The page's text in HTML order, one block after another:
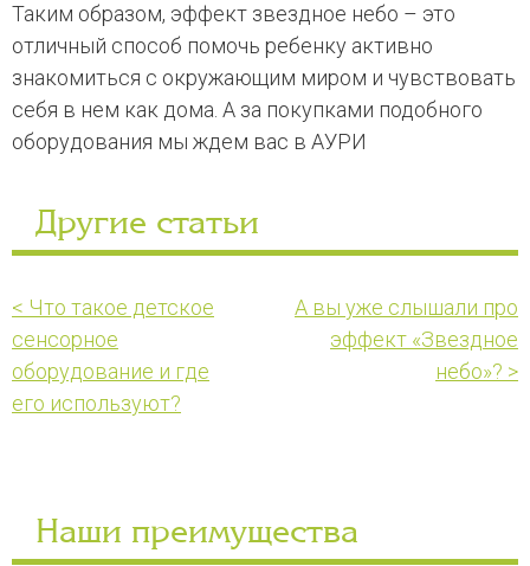
Таким образом, эффект звездное небо – это
отличный способ помочь ребенку активно
знакомиться с окружающим миром и чувствовать
себя в нем как дома. А за покупками подобного
оборудования мы ждем вас в АУРИ
Другие статьи
< Что такое детское
сенсорное
оборудование и где
его используют?
А вы уже слышали про
эффект «Звездное
небо»? >
Наши преимущества